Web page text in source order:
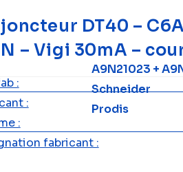
DT40 –
– Vigi 30mA –
:
A9N21023 +
:
Schneider
:
Prodis
fabricant :